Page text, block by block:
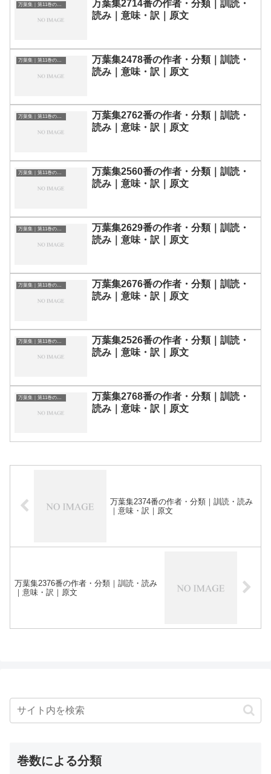
万葉集｜第11巻の和歌一覧
万葉集2714番の作者・分類｜訓読・
読み｜意味・訳｜原文
万葉集｜第11巻の和歌一覧
万葉集2478番の作者・分類｜訓読・
読み｜意味・訳｜原文
万葉集｜第11巻の和歌一覧
万葉集2762番の作者・分類｜訓読・
読み｜意味・訳｜原文
万葉集｜第11巻の和歌一覧
万葉集2560番の作者・分類｜訓読・
読み｜意味・訳｜原文
万葉集｜第11巻の和歌一覧
万葉集2629番の作者・分類｜訓読・
読み｜意味・訳｜原文
万葉集｜第11巻の和歌一覧
万葉集2676番の作者・分類｜訓読・
読み｜意味・訳｜原文
万葉集｜第11巻の和歌一覧
万葉集2526番の作者・分類｜訓読・
読み｜意味・訳｜原文
万葉集｜第11巻の和歌一覧
万葉集2768番の作者・分類｜訓読・
読み｜意味・訳｜原文
万葉集2374番の作者・分類｜訓読・読み
｜意味・訳｜原文
万葉集2376番の作者・分類｜訓読・読み
｜意味・訳｜原文
巻数による分類